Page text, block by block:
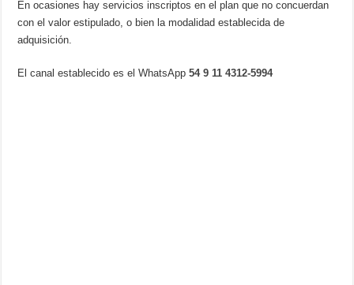
En ocasiones hay servicios inscriptos en el plan que no concuerdan
con el valor estipulado, o bien la modalidad establecida de
adquisición.
El canal establecido es el WhatsApp54 9 11 4312-5994